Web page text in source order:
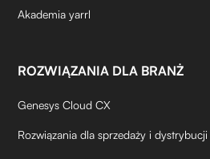
Akademia yarrl
ROZWIĄZANIA DLA BRANŻ
Genesys Cloud CX
Rozwiązania dla sprzedaży i dystrybucji